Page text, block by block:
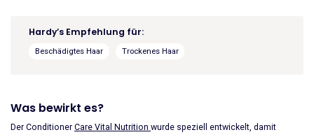
Conditioner
250ml
Hardy’s Empfehlung für:
Beschädigtes Haar Trockenes Haar
Was bewirkt es?
Der Conditioner Care Vital Nutrition wurde speziell entwickelt, damit